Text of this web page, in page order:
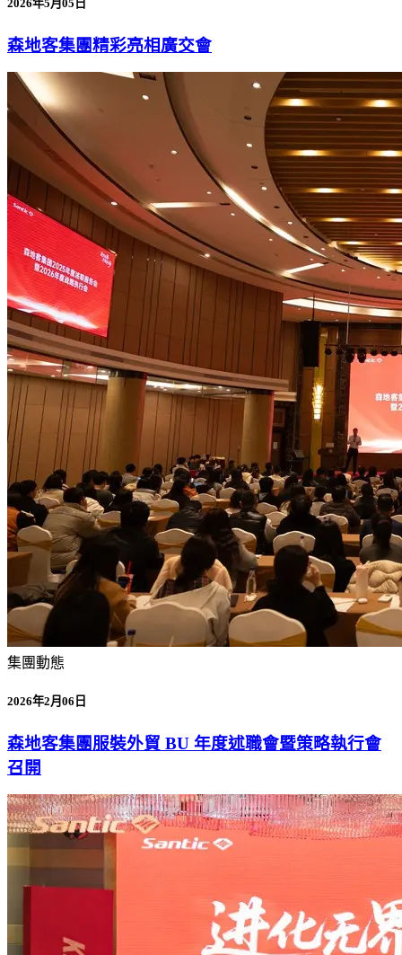
2026年5月05日
森地客集團精彩亮相廣交會
集團動態
2026年2月06日
森地客集團服裝外貿 BU 年度述職會暨策略執行會
召開